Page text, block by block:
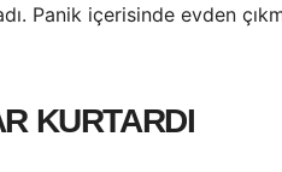
Panik içerisinde evden
KURTARDI